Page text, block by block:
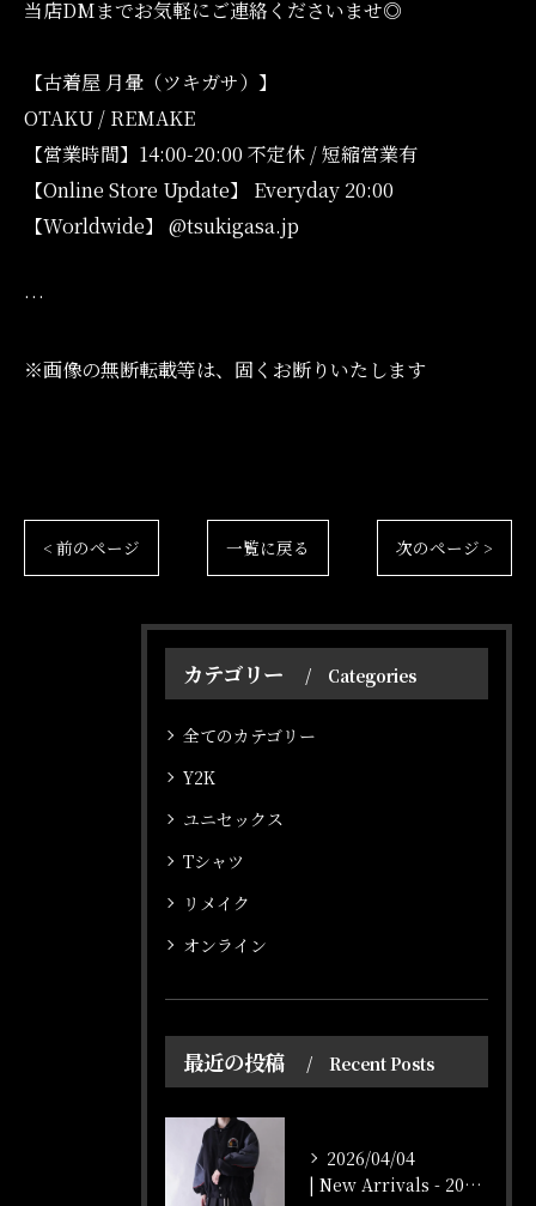
当店DMまでお気軽にご連絡くださいませ◎
【古着屋 月暈（ツキガサ）】
OTAKU / REMAKE
【営業時間】14:00-20:00 不定休 / 短縮営業有
【Online Store Update】 Everyday 20:00
【Worldwide】 @tsukigasa.jp
…
※画像の無断転載等は、固くお断りいたします
< 前のページ 一覧に戻る 次のページ >
カテゴリー Categories
全てのカテゴリー
Y2K
ユニセックス
Tシャツ
リメイク
オンライン
最近の投稿 Recent Posts
2026/04/04
| New Arrivals - 2026/4/4 |
オンラインショップはこちら
オンラインショップはこちら